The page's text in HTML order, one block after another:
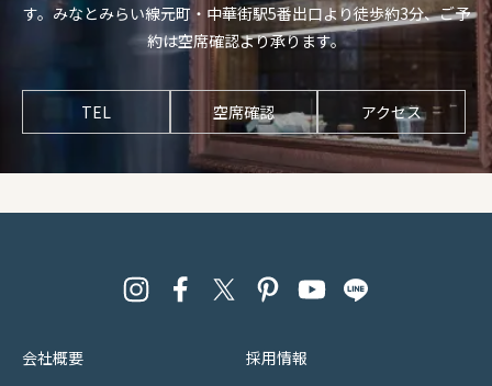
す。みなとみらい線元町・中華街駅5番出口より徒歩約3分、ご予
約は空席確認より承ります。
TEL 空席確認 アクセス
会社概要 採用情報